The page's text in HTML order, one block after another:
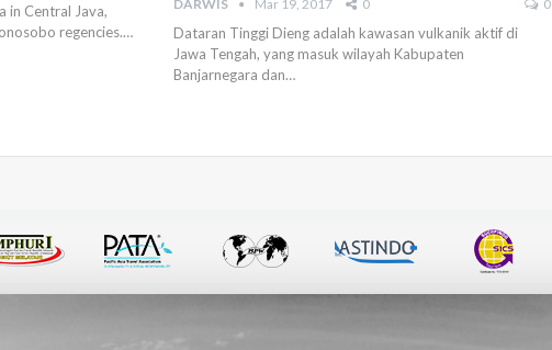
in Central Java,
regencies.…
DARWIS Mar 19, 2017 0 0
Dataran Tinggi Dieng adalah kawasan vulkanik aktif di
Jawa Tengah, yang masuk wilayah Kabupaten
Banjarnegara dan…